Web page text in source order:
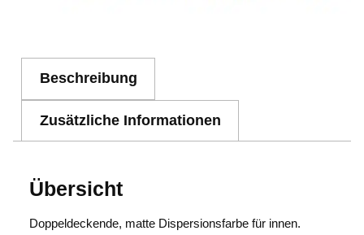
Beschreibung
Zusätzliche Informationen
Übersicht
Doppeldeckende, matte Dispersionsfarbe für innen.